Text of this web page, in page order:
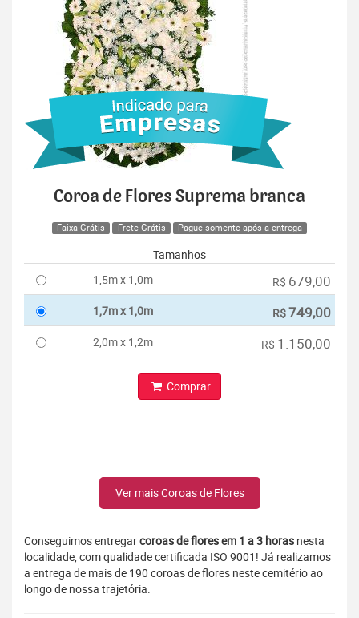
Coroa de Flores Suprema branca
Faixa Grátis Frete Grátis Pague somente após a entrega
Tamanhos
1,5m x 1,0m
R$ 679,00
1,7m x 1,0m R$749,00
2,0m x 1,2m R$ 1.150,00
Comprar
Ver mais Coroas de Flores
Conseguimos entregarcoroas de flores em 1 a 3 horas nesta
localidade, com qualidade certificada ISO 9001! Já realizamos
a entrega de mais de 190 coroas de flores neste cemitério ao
longo de nossa trajetória.